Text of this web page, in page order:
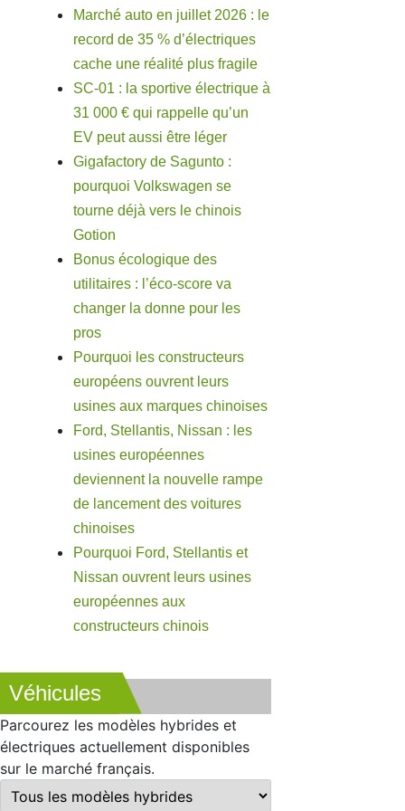
Marché auto en juillet 2026 : le
record de 35 % d’électriques
cache une réalité plus fragile
SC-01 : la sportive électrique à
31 000 € qui rappelle qu’un
EV peut aussi être léger
Gigafactory de Sagunto :
pourquoi Volkswagen se
tourne déjà vers le chinois
Gotion
Bonus écologique des
utilitaires : l’éco-score va
changer la donne pour les
pros
Pourquoi les constructeurs
européens ouvrent leurs
usines aux marques chinoises
Ford, Stellantis, Nissan : les
usines européennes
deviennent la nouvelle rampe
de lancement des voitures
chinoises
Pourquoi Ford, Stellantis et
Nissan ouvrent leurs usines
européennes aux
constructeurs chinois
Véhicules
Parcourez les modèles hybrides et
électriques actuellement disponibles
sur le marché français.